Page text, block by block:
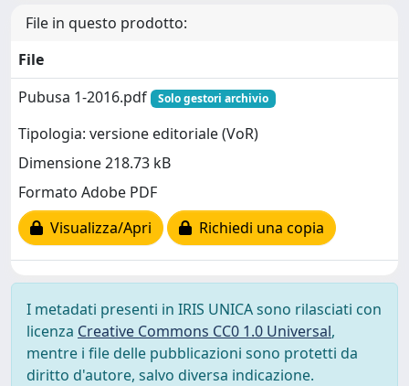
File in questo prodotto:
File
Pubusa 1-2016.pdf
Solo gestori archivio
Tipologia: versione editoriale (VoR)
Dimensione 218.73 kB
Formato Adobe PDF
Visualizza/Apri
Richiedi una copia
I metadati presenti in IRIS UNICA sono rilasciati con
licenza Creative Commons CC0 1.0 Universal,
mentre i file delle pubblicazioni sono protetti da
diritto d'autore, salvo diversa indicazione.